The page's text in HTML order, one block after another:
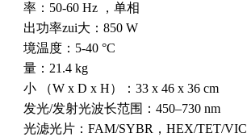
频率： 50-60 Hz
，单相
输出功率zui大：850 W
环境温度： 5-40 °C
重量： 21.4 kg
大小 （W x D x H） ：33 x 46 x 36 cm
激发光/发射光波长范围：450–730 nm
荧光滤光片：FAM/SYBR ，HEX/TET/VIC